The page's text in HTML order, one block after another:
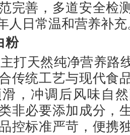
完善，多道安全检
人日常温和营养补充
粉
打天然纯净营养路
传统工艺与现代食
，冲调后风味自
非必要添加成分，
控标准严苛，便携